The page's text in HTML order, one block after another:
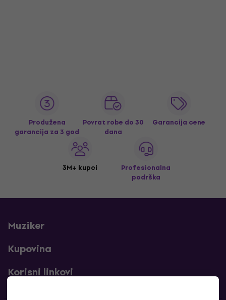
Produžena
garancija za 3 god
Povrat robe do 30
dana
Garancija cene
3M+ kupci
Profesionalna
podrška
Muziker
Kupovina
Korisni linkovi